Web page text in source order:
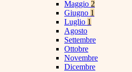
Maggio 2
Giugno 1
Luglio 1
Agosto
Settembre
Ottobre
Novembre
Dicembre